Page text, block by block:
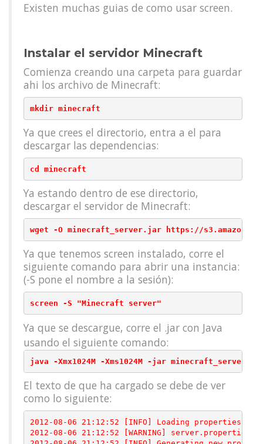
Existen muchas guias de como usar screen.
Instalar el servidor Minecraft
Comienza creando una carpeta para guardar
ahi los archivo de Minecraft:
mkdir minecraft
Ya que crees el directorio, entra a el para
descargar las dependencias:
cd minecraft
Ya estando dentro de ese directorio,
descargar el servidor de Minecraft:
wget -O minecraft_server.jar https://
Ya que tenemos screen instalado, corre el
siguiente comando para abrir una instancia:
(-S pone el nombre a la sesión):
screen -S "Minecraft server"
Ya que se descargue, corre el .jar con Java
usando el siguiente comando:
java -Xmx1024M -Xms1024M -jar
El texto de que ha cargado se debe de ver
como lo siguiente:
2012-08-06 21:12:52 [INFO] Loading properties
2012-08-06 21:12:52 [WARNING] server.properties